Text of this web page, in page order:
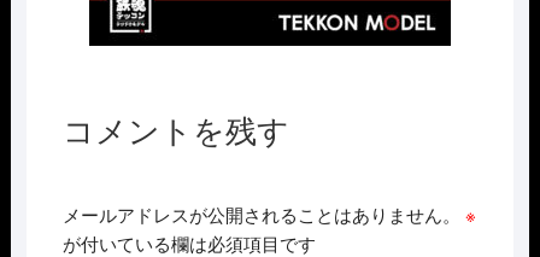
コメントを残す
メールアドレスが公開されることはありません。
※
が付いている欄は必須項目です